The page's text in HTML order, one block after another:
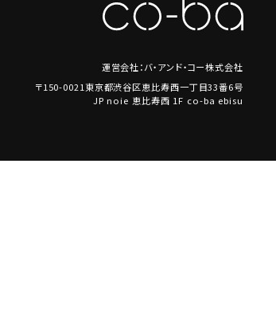
運営会社：バ・アンド・コー株式会社
〒150-0021東京都渋谷区恵比寿西一丁目33番6号
JP noie 恵比寿西 1F co-ba ebisu